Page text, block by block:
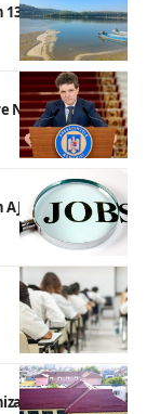
13 august
Nicușor Dan
AJOFM Mehedinți